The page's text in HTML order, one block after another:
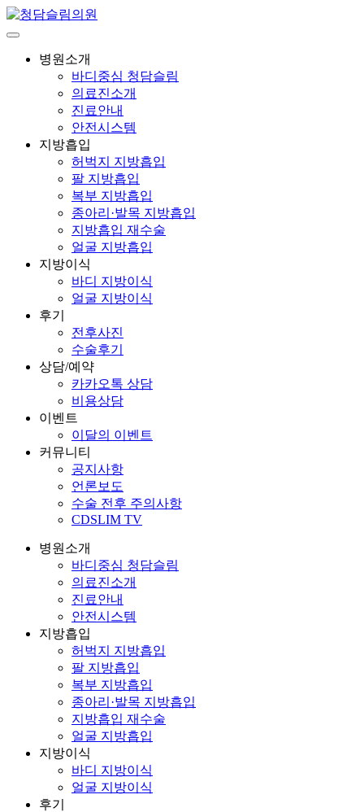
병원소개
바디중심 청담슬림
의료진소개
진료안내
안전시스템
지방흡입
허벅지 지방흡입
팔 지방흡입
복부 지방흡입
종아리·발목 지방흡입
지방흡입 재수술
얼굴 지방흡입
지방이식
바디 지방이식
얼굴 지방이식
후기
전후사진
수술후기
상담/예약
카카오톡 상담
비용상담
이벤트
이달의 이벤트
커뮤니티
공지사항
언론보도
수술 전후 주의사항
CDSLIM TV
병원소개
바디중심 청담슬림
의료진소개
진료안내
안전시스템
지방흡입
허벅지 지방흡입
팔 지방흡입
복부 지방흡입
종아리·발목 지방흡입
지방흡입 재수술
얼굴 지방흡입
지방이식
바디 지방이식
얼굴 지방이식
후기